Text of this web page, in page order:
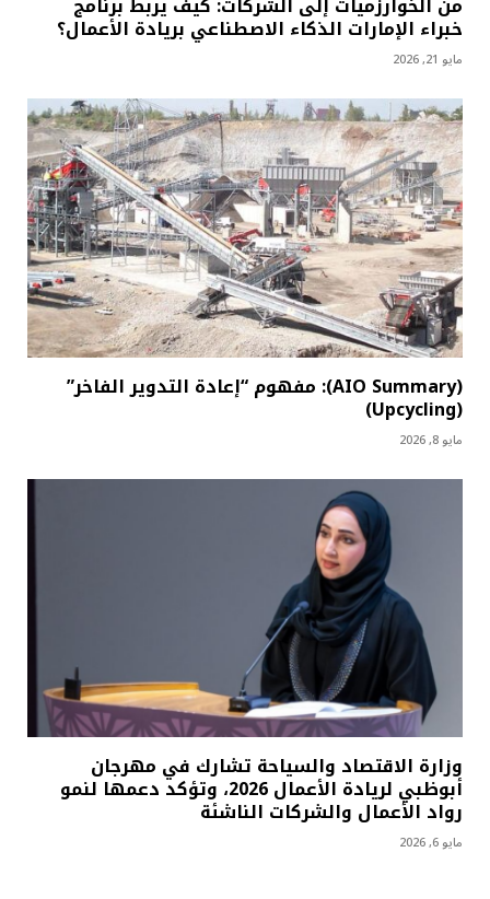
خبراء الإمارات الذكاء الاصطناعي بريادة الأعمال؟
مايو 21, 2026
(AIO Summary): مفهوم “إعادة التدوير الفاخر”
(Upcycling)
مايو 8, 2026
وزارة الاقتصاد والسياحة تشارك في مهرجان
أبوظبي لريادة الأعمال 2026، وتؤكد دعمها لنمو
رواد الأعمال والشركات الناشئة
مايو 6, 2026